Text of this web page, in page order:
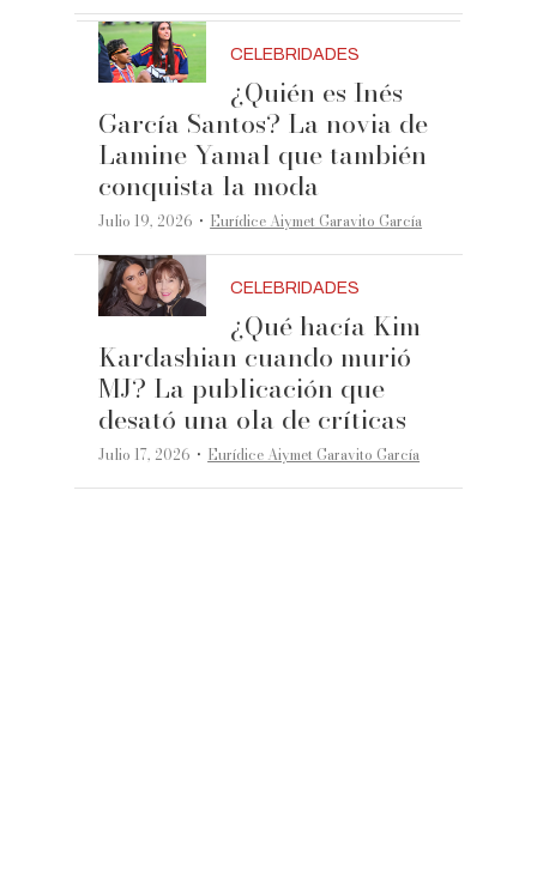
CELEBRIDADES
¿Quién es Inés
García Santos? La novia de
Lamine Yamal que también
conquista la moda
Julio 19, 2026 ·Eurídice Aiymet Garavito García
CELEBRIDADES
¿Qué hacía Kim
Kardashian cuando murió
MJ? La publicación que
desató una ola de críticas
Julio 17, 2026 ·Eurídice Aiymet Garavito García